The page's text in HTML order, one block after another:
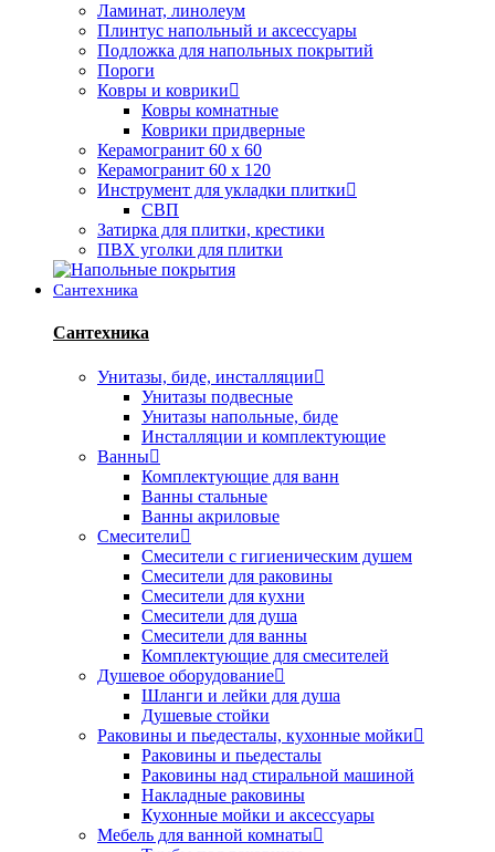
Ламинат, линолеум
Плинтус напольный и аксессуары
Подложка для напольных покрытий
Пороги
Ковры и коврики
Ковры комнатные
Коврики придверные
Керамогранит 60 х 60
Керамогранит 60 х 120
Инструмент для укладки плитки
СВП
Затирка для плитки, крестики
ПВХ уголки для плитки
Сантехника
Сантехника
Унитазы, биде, инсталляции
Унитазы подвесные
Унитазы напольные, биде
Инсталляции и комплектующие
Ванны
Комплектующие для ванн
Ванны стальные
Ванны акриловые
Смесители
Смесители с гигиеническим душем
Смесители для раковины
Смесители для кухни
Смесители для душа
Смесители для ванны
Комплектующие для смесителей
Душевое оборудование
Шланги и лейки для душа
Душевые стойки
Раковины и пьедесталы, кухонные мойки
Раковины и пьедесталы
Раковины над стиральной машиной
Накладные раковины
Кухонные мойки и аксессуары
Мебель для ванной комнаты